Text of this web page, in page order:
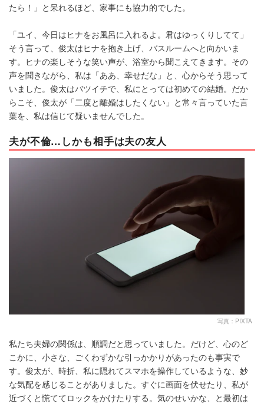
たら！」と呆れるほど、家事にも協力的でした。
「ユイ、今日はヒナをお風呂に入れるよ。君はゆっくりしてて」
そう言って、俊太はヒナを抱き上げ、バスルームへと向かいま
す。ヒナの楽しそうな笑い声が、浴室から聞こえてきます。その
声を聞きながら、私は「ああ、幸せだな」と、心からそう思って
いました。俊太はバツイチで、私にとっては初めての結婚。だか
らこそ、俊太が「二度と離婚はしたくない」と常々言っていた言
葉を、私は信じて疑いませんでした。
夫が不倫…しかも相手は夫の友人
写真：PIXTA
私たち夫婦の関係は、順調だと思っていました。だけど、心のど
こかに、小さな、ごくわずかな引っかかりがあったのも事実で
す。俊太が、時折、私に隠れてスマホを操作しているような、妙
な気配を感じることがありました。すぐに画面を伏せたり、私が
近づくと慌ててロックをかけたりする。気のせいかな、と最初は